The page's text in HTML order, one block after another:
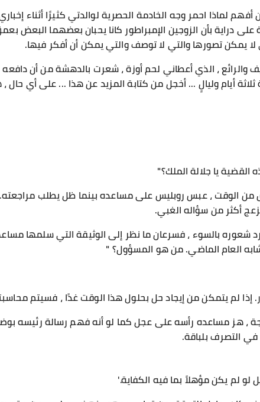
لماذا احمر وجه الخادمة الحصرية لوالدتي كثيرًا أثناء
على دراية بأن الزوجين الإمبراطور كانا يحبان بعضهما البعض
لا يمكن تصورها والتي لا توصف والتي يمكن أن أفكر فيها.
والرائع ، الذي أعطاني لحم أوزة ، شعرت بالدهشة من أن
أيام وليالٍ ... أخجل من كتابة المزيد عن هذا ... على أي حال
يا جلالة الملك؟"
من الوقت ، عبس روبليس على مساعده بينما ظل يطلب
أكثر من سؤاله الغبي.
شعوره بالسوء ، فسرعان ما نظر إلى الوثيقة التي سلمها
العام الماضي. من هو المسؤول؟ "
إذا لم يتمكن من إيجاد حل بحلول هذا الوقت غدًا ، فسيتم
، هز مساعده رأسه على عجل كما لو أنه فهم رسالة رئيسه
في التصرف بلباقة.
لم يكن مؤهلاً بما فيه الكفاية.'